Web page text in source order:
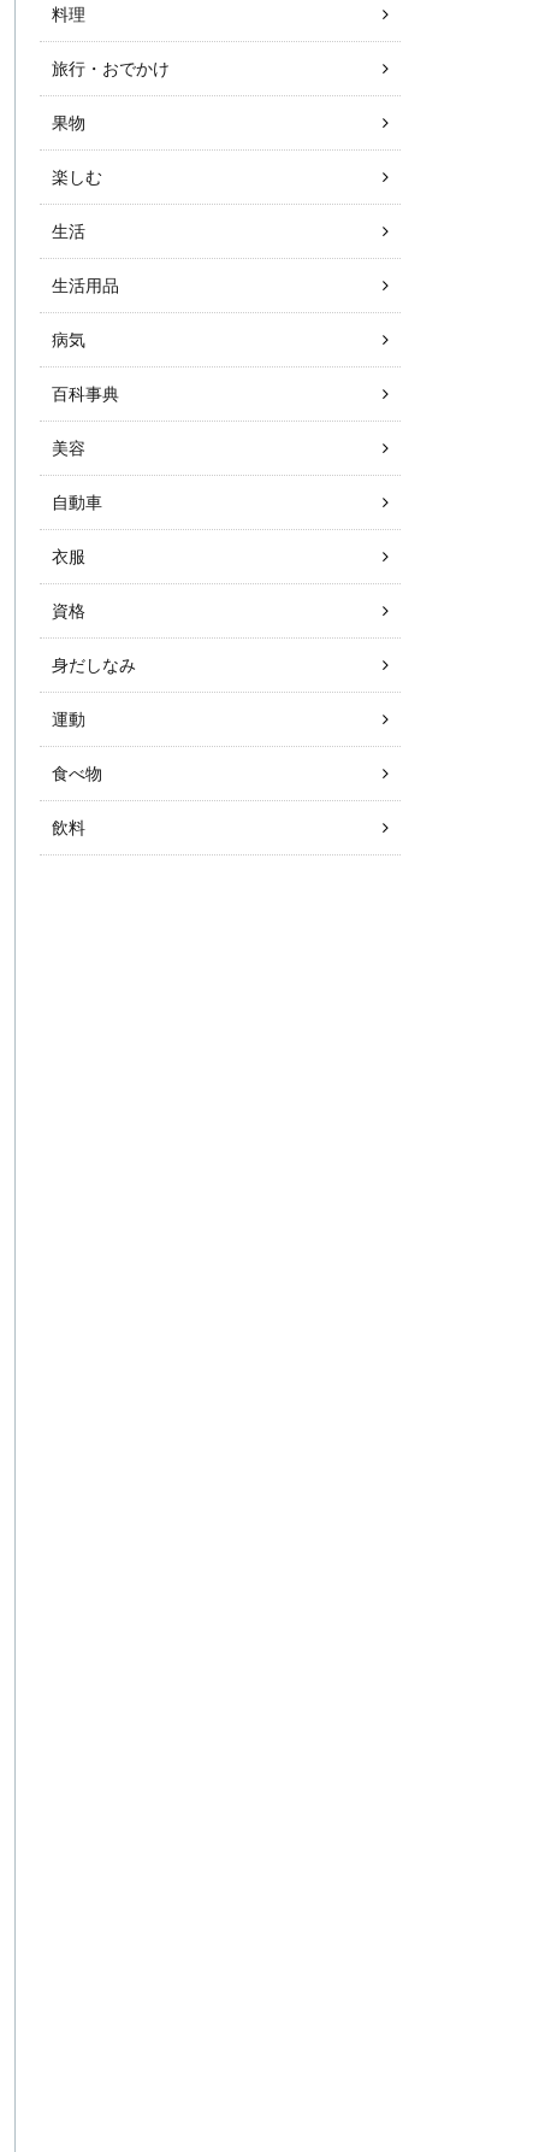
料理
旅行・おでかけ
果物
楽しむ
生活
生活用品
病気
百科事典
美容
自動車
衣服
資格
身だしなみ
運動
食べ物
飲料